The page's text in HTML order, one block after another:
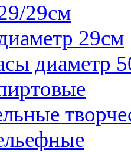
29см
29см
диаметр